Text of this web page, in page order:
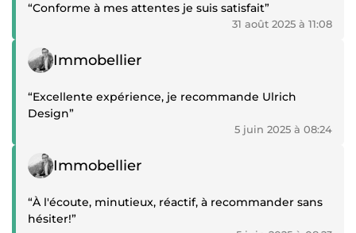
“Conforme à mes attentes je suis satisfait”
31 août 2025 à 11:08
Témoignage positif
Immobellier
“Excellente expérience, je recommande Ulrich
Design”
5 juin 2025 à 08:24
Témoignage positif
Immobellier
“À l'écoute, minutieux, réactif, à recommander sans
hésiter!”